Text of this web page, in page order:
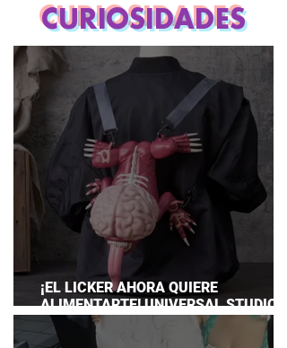
CURIOSIDADES
¡EL LICKER AHORA QUIERE
ALIMENTARTE! UNIVERSAL STUDIOS
JAPAN PRESENTA SU TERRORÍFICA
COLECCIÓN DE RESIDENT EVIL